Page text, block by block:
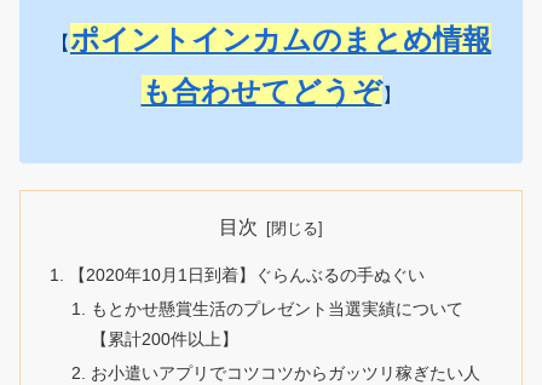
【ポイントインカムのまとめ情報
も合わせてどうぞ 】
目次
【2020年10月1日到着】ぐらんぶるの手ぬぐい
もとかせ懸賞生活のプレゼント当選実績について
【累計200件以上】
お小遣いアプリでコツコツからガッツリ稼ぎたい人